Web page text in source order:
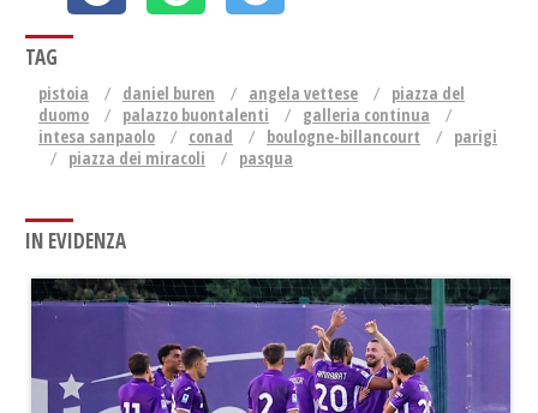
TAG
pistoia daniel buren angela vettese
piazza del
duomo
palazzo buontalenti
galleria continua
intesa sanpaolo
conad boulogne-billancourt
parigi
piazza dei miracoli
pasqua
IN EVIDENZA